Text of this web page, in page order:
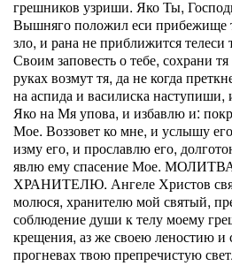
грешников узриши. Яко Ты,
Вышняго положил еси прибежище
зло, и рана не приближится
Своим заповесть о тебе, сохрани
руках возмут тя, да не когда
на аспида и василиска
Яко на Мя упова, и избавлю и:
Мое. Воззовет ко мне, и услышу
изму его, и прославлю его,
явлю ему спасение Мое.
ХРАНИТЕЛЮ. Ангеле Христов
молюся, хранителю мой святый,
соблюдение души к телу моему
крещения, аз же своею леностию
прогневах твою препречистую